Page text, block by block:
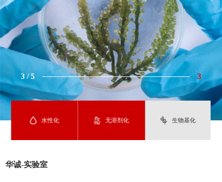
3 / 5 3
水性化 无溶剂化 生物基化
华诚-实验室